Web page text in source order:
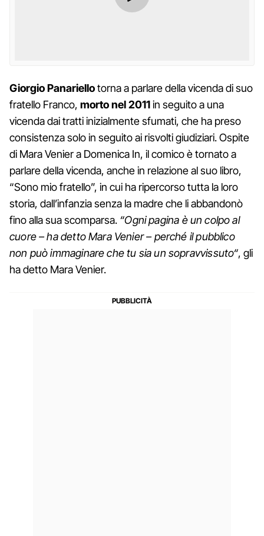
Giorgio Panariellotorna a parlare della vicenda di suo
fratello Franco, morto nel 2011in seguito a una
vicenda dai tratti inizialmente sfumati, che ha preso
consistenza solo in seguito ai risvolti giudiziari. Ospite
di Mara Venier a Domenica In, il comico è tornato a
parlare della vicenda, anche in relazione al suo libro,
“Sono mio fratello”, in cui ha ripercorso tutta la loro
storia, dall’infanzia senza la madre che li abbandonò
fino alla sua scomparsa. “Ogni pagina è un colpo al
cuore – ha detto Mara Venier – perché il pubblico
non può immaginare che tu sia un sopravvissuto“, gli
ha detto Mara Venier.